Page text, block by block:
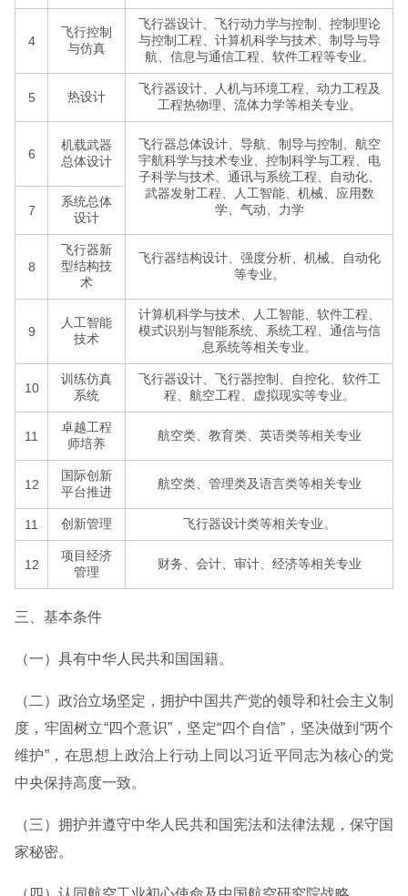
4
飞行控制
与仿真
飞行器设计、飞行动力学与控制、控制理论
与控制工程、计算机科学与技术、制导与导
航、信息与通信工程、软件工程等专业。
5 热设计
飞行器设计、人机与环境工程、动力工程及
工程热物理、流体力学等相关专业。
6
机载武器
总体设计
飞行器总体设计、导航、制导与控制、航空
宇航科学与技术专业、控制科学与工程、电
子科学与技术、通讯与系统工程、自动化、
武器发射工程、人工智能、机械、应用数
学、气动、力学
7
系统总体
设计
8
飞行器新
型结构技
术
飞行器结构设计、强度分析、机械、自动化
等专业。
9
人工智能
技术
计算机科学与技术、人工智能、软件工程、
模式识别与智能系统、系统工程、通信与信
息系统等相关专业。
10
训练仿真
系统
飞行器设计、飞行器控制、自控化、软件工
程、航空工程、虚拟现实等专业。
11
卓越工程
师培养
航空类、教育类、英语类等相关专业
12
国际创新
平台推进
航空类、管理类及语言类等相关专业
11 创新管理 飞行器设计类等相关专业。
12
项目经济
管理
财务、会计、审计、经济等相关专业
三、基本条件
（一）具有中华人民共和国国籍。
（二）政治立场坚定，拥护中国共产党的领导和社会主义制
度，牢固树立“四个意识”，坚定“四个自信”，坚决做到“两个
维护”，在思想上政治上行动上同以习近平同志为核心的党
中央保持高度一致。
（三）拥护并遵守中华人民共和国宪法和法律法规，保守国
家秘密。